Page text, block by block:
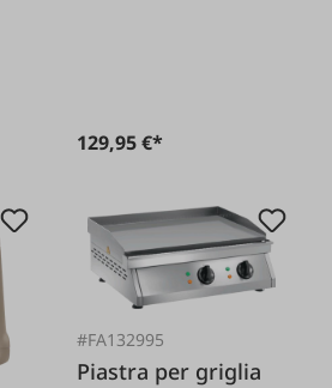
129,95 €*
#FA132995
Piastra per griglia